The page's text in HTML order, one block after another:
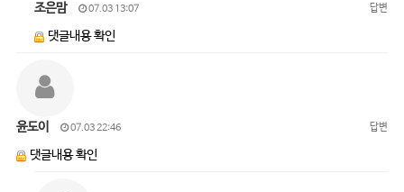
조은맘 07.03 13:07 답변
댓글내용 확인
윤도이 07.03 22:46 답변
댓글내용 확인